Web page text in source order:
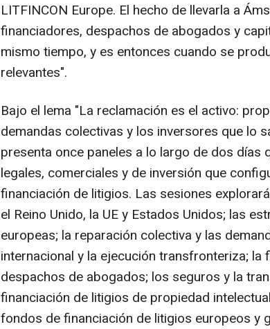
LITFINCON Europe. El hecho de llevarla a
financiadores, despachos de abogados y
mismo tiempo, y es entonces cuando se
relevantes".
Bajo el lema "La reclamación es el activo:
demandas colectivas y los inversores que lo
presenta once paneles a lo largo de dos días
legales, comerciales y de inversión que
financiación de litigios. Las sesiones
el Reino Unido, la UE y Estados Unidos; las
europeas; la reparación colectiva y las
internacional y la ejecución transfronteriza; la
despachos de abogados; los seguros y la
financiación de litigios de propiedad
fondos de financiación de litigios europeos y